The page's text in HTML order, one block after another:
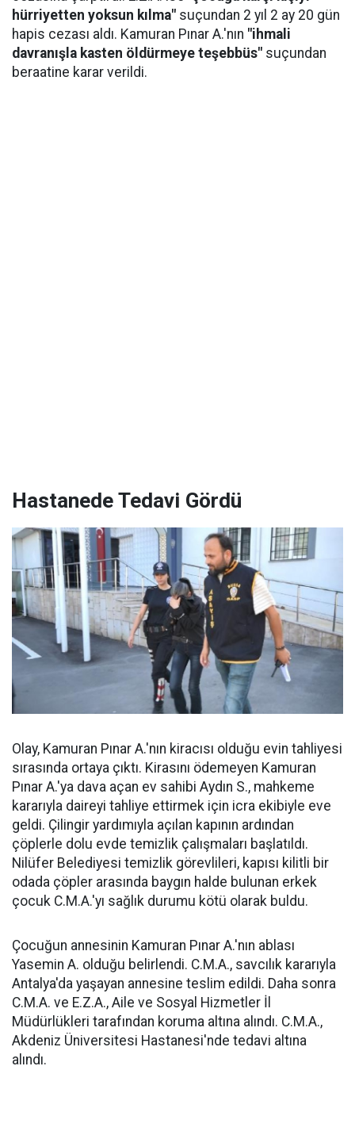
hürriyetten yoksun kılma" suçundan 2 yıl 2 ay 20 gün
hapis cezası aldı. Kamuran Pınar A.'nın "ihmali
davranışla kasten öldürmeye teşebbüs" suçundan
beraatine karar verildi.
Hastanede Tedavi Gördü
Olay, Kamuran Pınar A.'nın kiracısı olduğu evin tahliyesi
sırasında ortaya çıktı. Kirasını ödemeyen Kamuran
Pınar A.'ya dava açan ev sahibi Aydın S., mahkeme
kararıyla daireyi tahliye ettirmek için icra ekibiyle eve
geldi. Çilingir yardımıyla açılan kapının ardından
çöplerle dolu evde temizlik çalışmaları başlatıldı.
Nilüfer Belediyesi temizlik görevlileri, kapısı kilitli bir
odada çöpler arasında baygın halde bulunan erkek
çocuk C.M.A.'yı sağlık durumu kötü olarak buldu.
Çocuğun annesinin Kamuran Pınar A.'nın ablası
Yasemin A. olduğu belirlendi. C.M.A., savcılık kararıyla
Antalya'da yaşayan annesine teslim edildi. Daha sonra
C.M.A. ve E.Z.A., Aile ve Sosyal Hizmetler İl
Müdürlükleri tarafından koruma altına alındı. C.M.A.,
Akdeniz Üniversitesi Hastanesi'nde tedavi altına
alındı.